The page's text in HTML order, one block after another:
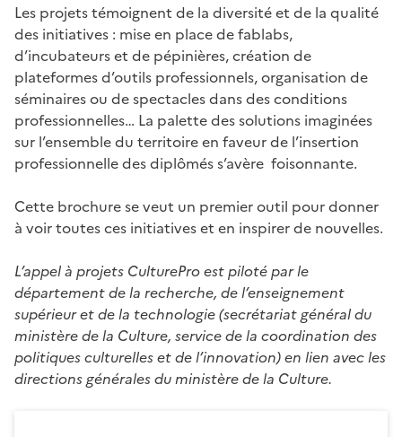
Les projets témoignent de la diversité et de la qualité
des initiatives : mise en place de fablabs,
d’incubateurs et de pépinières, création de
plateformes d’outils professionnels, organisation de
séminaires ou de spectacles dans des conditions
professionnelles… La palette des solutions imaginées
sur l’ensemble du territoire en faveur de l’insertion
professionnelle des diplômés s’avère foisonnante.
Cette brochure se veut un premier outil pour donner
à voir toutes ces initiatives et en inspirer de nouvelles.
L’appel à projets CulturePro est piloté par le
département de la recherche, de l’enseignement
supérieur et de la technologie (secrétariat général du
ministère de la Culture, service de la coordination des
politiques culturelles et de l’innovation) en lien avec les
directions générales du ministère de la Culture.